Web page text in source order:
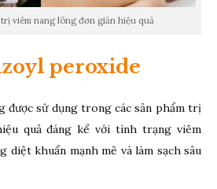
viêm nang lông đơn giản hiệu quả
peroxide
được sử dụng trong các sản phẩm trị
quả đáng kể với tình trạng viêm
diệt khuẩn mạnh mẽ và làm sạch sâu